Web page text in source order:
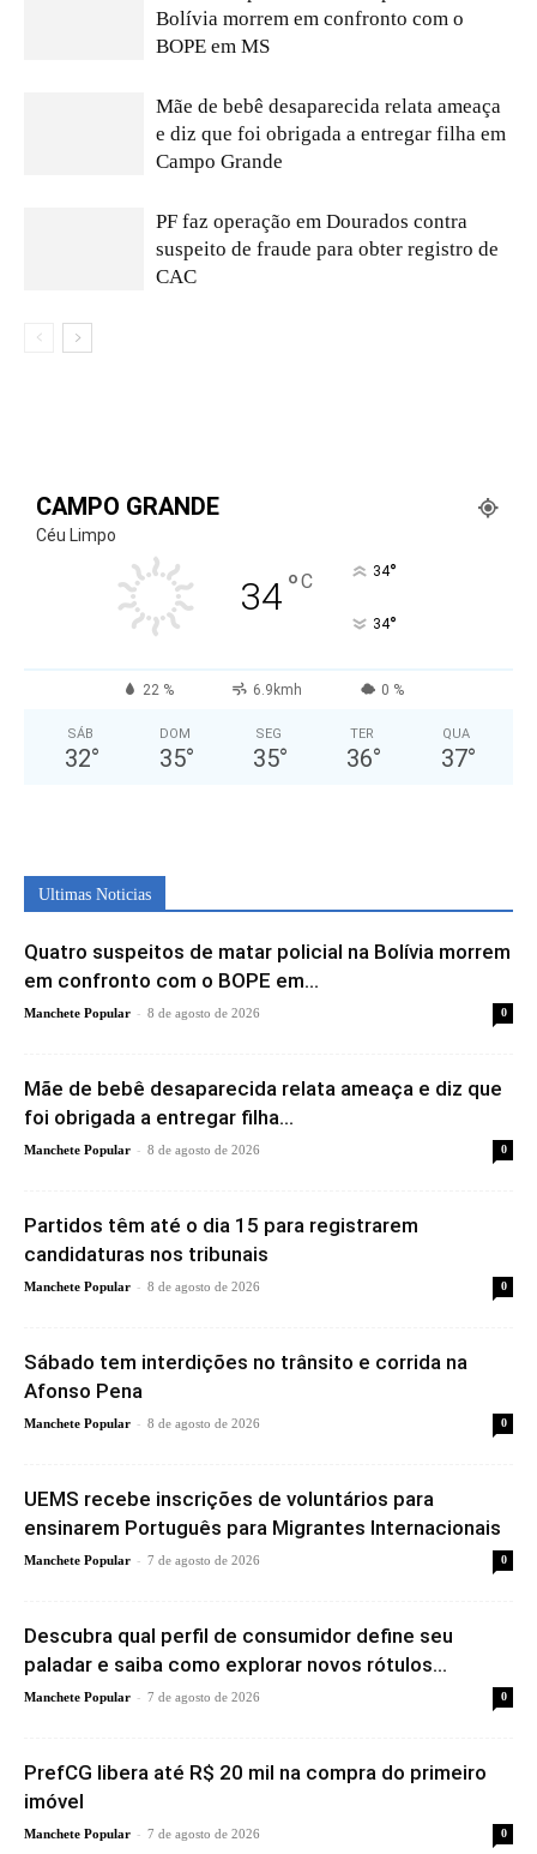
Bolívia morrem em confronto com o
BOPE em MS
Mãe de bebê desaparecida relata ameaça
e diz que foi obrigada a entregar filha em
Campo Grande
PF faz operação em Dourados contra
suspeito de fraude para obter registro de
CAC
CAMPO GRANDE
Céu Limpo
34°C 34°
34°
22 % 6.9kmh 0 %
SÁB
32°
DOM
35°
SEG
35°
TER
36°
QUA
37°
Ultimas Noticias
Quatro suspeitos de matar policial na Bolívia morrem
em confronto com o BOPE em...
Manchete Popular - 8 de agosto de 2026 0
Mãe de bebê desaparecida relata ameaça e diz que
foi obrigada a entregar filha...
Manchete Popular - 8 de agosto de 2026 0
Partidos têm até o dia 15 para registrarem
candidaturas nos tribunais
Manchete Popular - 8 de agosto de 2026 0
Sábado tem interdições no trânsito e corrida na
Afonso Pena
Manchete Popular - 8 de agosto de 2026 0
UEMS recebe inscrições de voluntários para
ensinarem Português para Migrantes Internacionais
Manchete Popular - 7 de agosto de 2026 0
Descubra qual perfil de consumidor define seu
paladar e saiba como explorar novos rótulos...
Manchete Popular - 7 de agosto de 2026 0
PrefCG libera até R$ 20 mil na compra do primeiro
imóvel
Manchete Popular - 7 de agosto de 2026 0